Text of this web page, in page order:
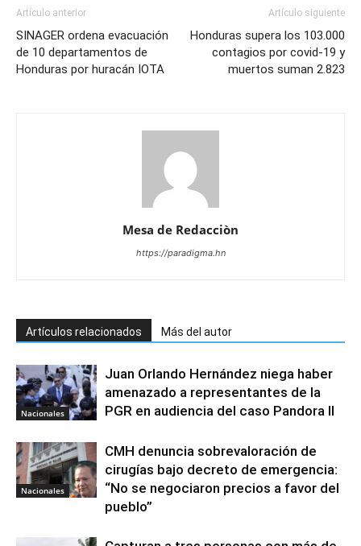
Artículo anterior
SINAGER ordena evacuación
de 10 departamentos de
Honduras por huracán IOTA
Artículo siguiente
Honduras supera los 103.000
contagios por covid-19 y
muertos suman 2.823
Mesa de Redacciòn
https://paradigma.hn
Artículos relacionados Más del autor
Nacionales
Juan Orlando Hernández niega haber
amenazado a representantes de la
PGR en audiencia del caso Pandora II
Nacionales
CMH denuncia sobrevaloración de
cirugías bajo decreto de emergencia:
“No se negociaron precios a favor del
pueblo”